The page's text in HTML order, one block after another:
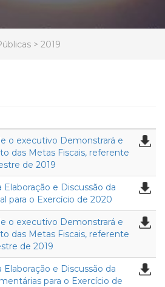
> 2019
o executivo Demonstrará e
das Metas Fiscais, referente
de 2019
e Discussão da
para o Exercício de 2020
o executivo Demonstrará e
das Metas Fiscais, referente
de 2019
e Discussão da
para o Exercício de